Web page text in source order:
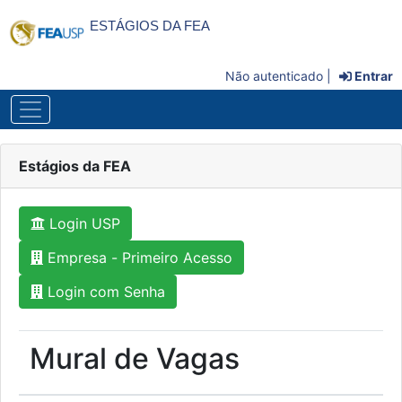
ESTÁGIOS DA FEA
Não autenticado | Entrar
Estágios da FEA
Login USP
Empresa - Primeiro Acesso
Login com Senha
Mural de Vagas